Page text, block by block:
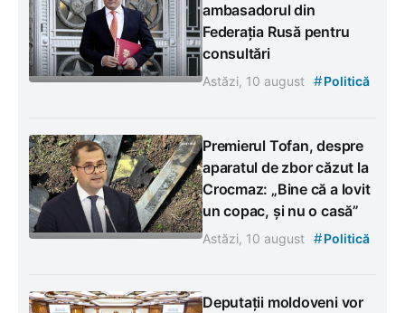
ambasadorul din
Federația Rusă pentru
consultări
Astăzi, 10 august #Politică
Premierul Tofan, despre
aparatul de zbor căzut la
Crocmaz: „Bine că a lovit
un copac, și nu o casă”
Astăzi, 10 august #Politică
Deputații moldoveni vor